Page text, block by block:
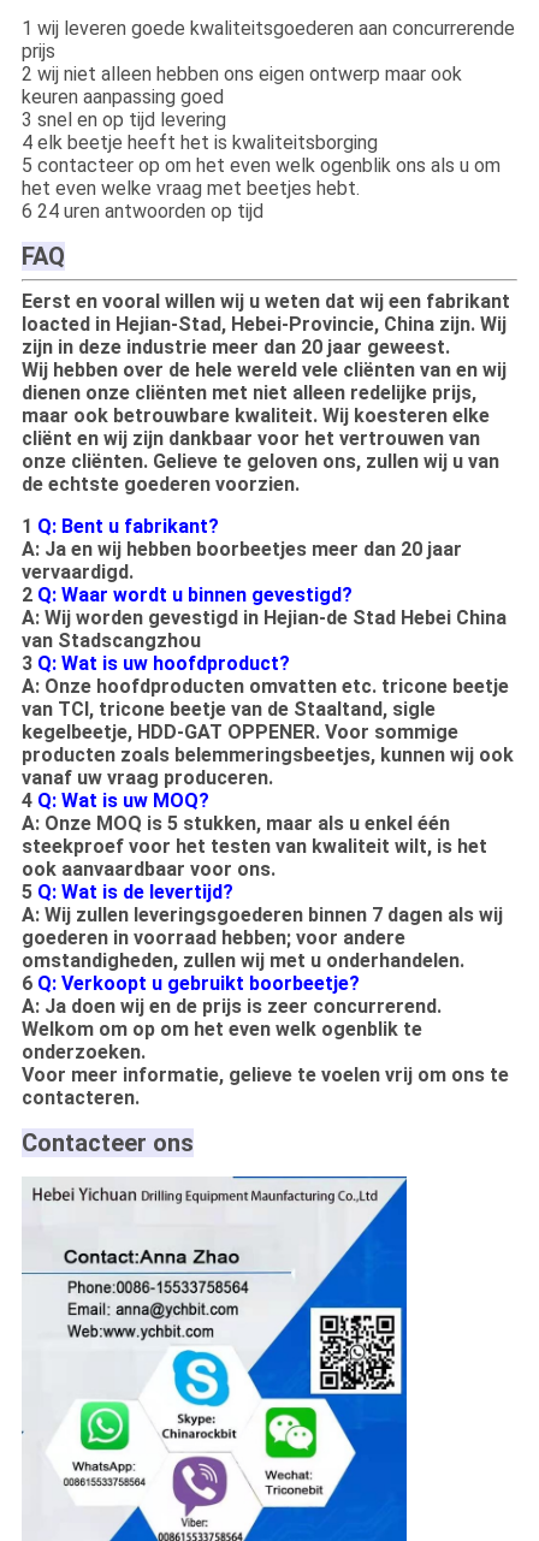
1 wij leveren goede kwaliteitsgoederen aan concurrerende
prijs
2 wij niet alleen hebben ons eigen ontwerp maar ook
keuren aanpassing goed
3 snel en op tijd levering
4 elk beetje heeft het is kwaliteitsborging
5 contacteer op om het even welk ogenblik ons als u om
het even welke vraag met beetjes hebt.
6 24 uren antwoorden op tijd
FAQ
Eerst en vooral willen wij u weten dat wij een fabrikant
loacted in Hejian-Stad, Hebei-Provincie, China zijn. Wij
zijn in deze industrie meer dan 20 jaar geweest.
Wij hebben over de hele wereld vele cliënten van en wij
dienen onze cliënten met niet alleen redelijke prijs,
maar ook betrouwbare kwaliteit. Wij koesteren elke
cliënt en wij zijn dankbaar voor het vertrouwen van
onze cliënten. Gelieve te geloven ons, zullen wij u van
de echtste goederen voorzien.
1 Q: Bent u fabrikant?
A: Ja en wij hebben boorbeetjes meer dan 20 jaar
vervaardigd.
2 Q: Waar wordt u binnen gevestigd?
A: Wij worden gevestigd in Hejian-de Stad Hebei China
van Stadscangzhou
3 Q: Wat is uw hoofdproduct?
A: Onze hoofdproducten omvatten etc. tricone beetje
van TCI, tricone beetje van de Staaltand, sigle
kegelbeetje, HDD-GAT OPPENER. Voor sommige
producten zoals belemmeringsbeetjes, kunnen wij ook
vanaf uw vraag produceren.
4 Q: Wat is uw MOQ?
A: Onze MOQ is 5 stukken, maar als u enkel één
steekproef voor het testen van kwaliteit wilt, is het
ook aanvaardbaar voor ons.
5 Q: Wat is de levertijd?
A: Wij zullen leveringsgoederen binnen 7 dagen als wij
goederen in voorraad hebben; voor andere
omstandigheden, zullen wij met u onderhandelen.
6 Q: Verkoopt u gebruikt boorbeetje?
A: Ja doen wij en de prijs is zeer concurrerend.
Welkom om op om het even welk ogenblik te
onderzoeken.
Voor meer informatie, gelieve te voelen vrij om ons te
contacteren.
Contacteer ons